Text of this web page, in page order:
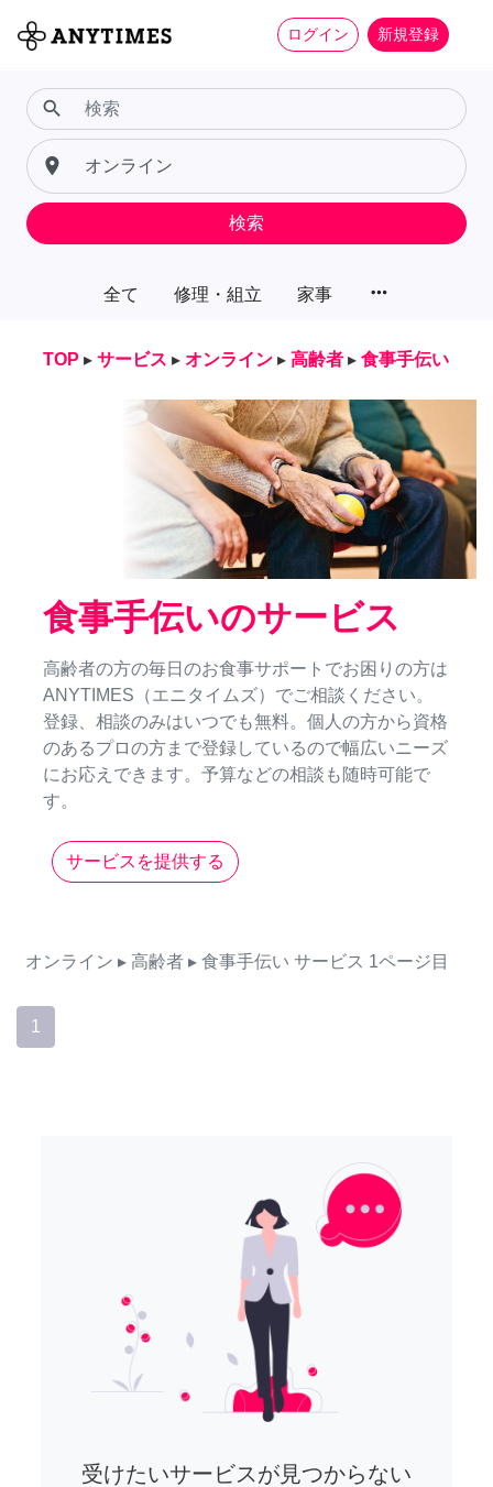
ログイン 新規登録
全て 修理・組立 家事 more_horiz
search
place
検索
TOP ▸ サービス ▸ オンライン ▸ 高齢者 ▸ 食事手伝い
食事手伝いのサービス
高齢者の方の毎日のお食事サポートでお困りの方は
ANYTIMES（エニタイムズ）でご相談ください。
登録、相談のみはいつでも無料。個人の方から資格
のあるプロの方まで登録しているので幅広いニーズ
にお応えできます。予算などの相談も随時可能で
す。
サービスを提供する
オンライン ▸ 高齢者 ▸ 食事手伝い サービス 1ページ目
1
受けたいサービスが見つからない